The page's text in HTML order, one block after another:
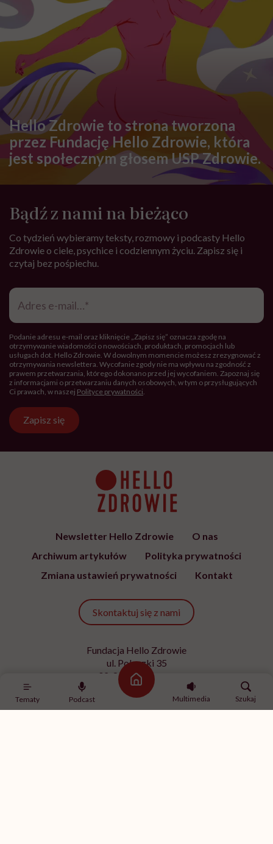
Tematy Podcast
Strona główna
Multimedia
Szukaj
Hello Zdrowie to strona tworzona
przez Fundację Hello Zdrowie, która
jest społecznym głosem USP Zdrowie.
Bądź z nami na bieżąco
Co tydzień wybieramy teksty, rozmowy i podcasty Hello
Zdrowie o ciele, psychice i codziennym życiu. Zapisz się i
czytaj bez pośpiechu.
Adres
mail*
Podanie adresu e-mail oraz kliknięcie „Zapisz się” oznacza zgodę na
otrzymywanie wiadomości o nowościach, produktach, promocjach lub
usługach dot. Hello Zdrowie. W dowolnym momencie możesz zrezygnować z
otrzymywania newslettera. Wycofanie zgody nie ma wpływu na zgodność z
prawem przetwarzania, którego dokonano przed jej wycofaniem. Zapoznaj się
z informacjami o przetwarzaniu danych osobowych, w tym o przysługujących
Ci prawach, w naszej Polityce prywatności
Zapisz się
Newsletter Hello Zdrowie
O nas
Archiwum artykułów
Polityka prywatności
Zmiana ustawień prywatności
Kontakt
Skontaktuj się z nami
Fundacja Hello Zdrowie
ul. Poleczki 35
02-822 Warszawa
NIP 9512613236
Kontakt z redakcją